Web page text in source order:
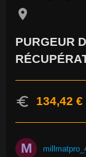
location_on
PURGEUR
euro 134,42 €
M